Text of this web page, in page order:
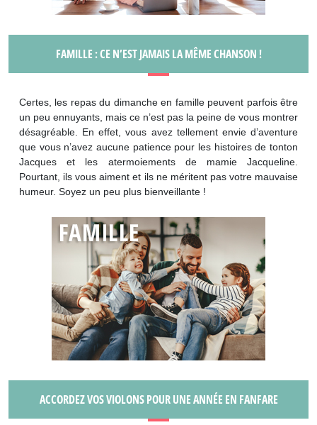
FAMILLE : CE N’EST JAMAIS LA MÊME CHANSON !
Certes, les repas du dimanche en famille peuvent parfois être
un peu ennuyants, mais ce n’est pas la peine de vous montrer
désagréable. En effet, vous avez tellement envie d’aventure
que vous n’avez aucune patience pour les histoires de tonton
Jacques et les atermoiements de mamie Jacqueline.
Pourtant, ils vous aiment et ils ne méritent pas votre mauvaise
humeur. Soyez un peu plus bienveillante !
ACCORDEZ VOS VIOLONS POUR UNE ANNÉE EN FANFARE